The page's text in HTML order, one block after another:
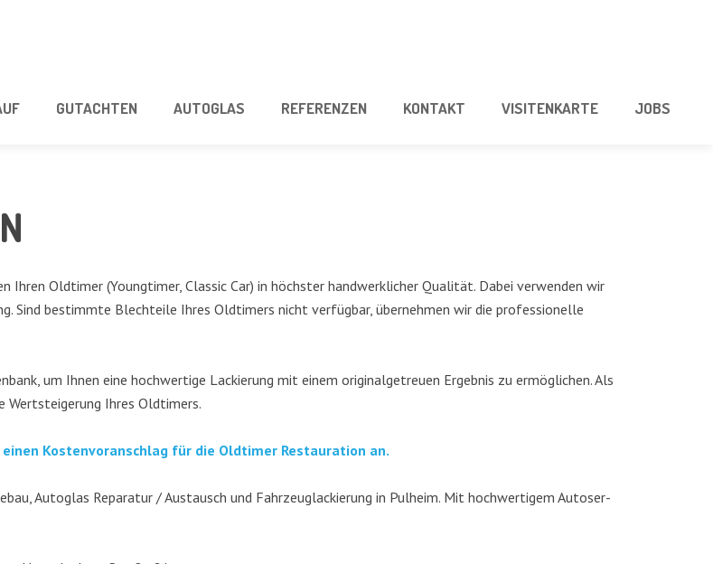
GUT­ACH­TEN AUTO­GLAS REFE­REN­ZEN KON­TAKT VISI­TEN­KAR­TE JOBS
Ihren Old­ti­mer (Young­timer, Clas­sic Car) in höchs­ter hand­werk­li­cher Qua­li­tät. Dabei ver­wen­den wir
Sind bestimm­te Blech­tei­le Ihres Old­ti­mers nicht ver­füg­bar, über­neh­men wir die pro­fes­sio­nel­le
um Ihnen eine hoch­wer­ti­ge Lackie­rung mit einem ori­gi­nal­ge­treu­en Ergeb­nis zu ermög­li­chen. Als
Wert­stei­ge­rung Ihres Oldtimers.
Kos­ten­vor­anschlag für die Old­ti­mer Restau­ra­ti­on an.
Auto­glas Repa­ra­tur / Aus­tausch und Fahr­zeug­la­ckie­rung in Pul­heim. Mit hoch­wer­ti­gem Auto­ser­